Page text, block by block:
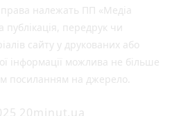
права належать ПП «Медіа
публiкацiя, передрук чи
сайту у друкованих або
інформації можлива не більше
посиланням на джерело.
20minut.ua